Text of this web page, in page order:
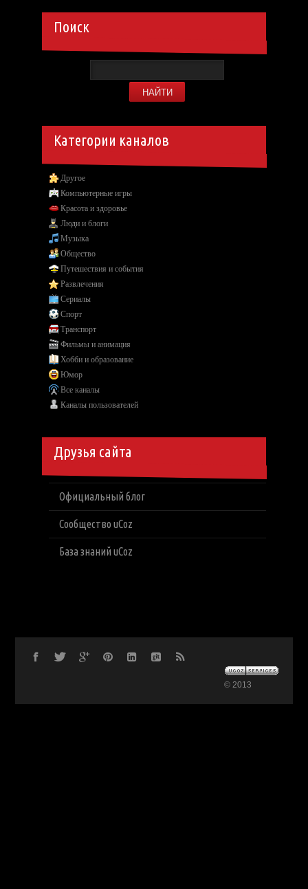
Поиск
Категории каналов
Другое
Компьютерные игры
Красота и здоровье
Люди и блоги
Музыка
Общество
Путешествия и события
Развлечения
Сериалы
Спорт
Транспорт
Фильмы и анимация
Хобби и образование
Юмор
Все каналы
Каналы пользователей
Друзья сайта
Официальный блог
Сообщество uCoz
База знаний uCoz
© 2013